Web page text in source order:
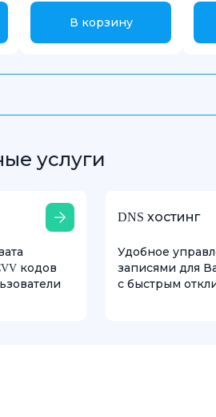
В корзину
услуги
кодов
DNS хостинг
Удобное
записями для
с быстрым